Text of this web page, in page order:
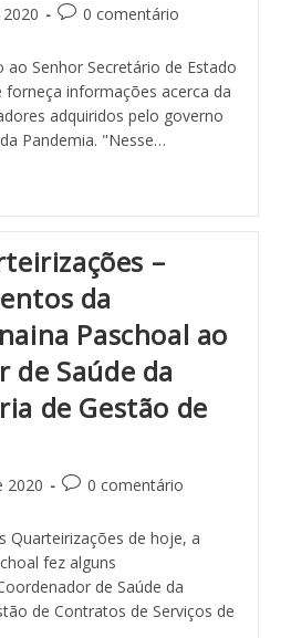
0 comentário
ao Senhor Secretário de Estado
forneça informações acerca da
adquiridos pelo governo
Pandemia. "Nesse…
–
da
Paschoal ao
de Saúde da
de Gestão de
2020 0 comentário
Quarteirizações de hoje, a
fez alguns
de Saúde da
de Contratos de Serviços de